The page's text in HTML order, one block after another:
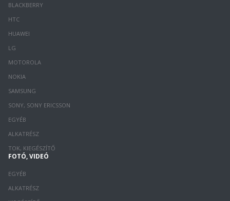
BLACKBERRY
HTC
HUAWEI
LG
MOTOROLA
NOKIA
SAMSUNG
SONY, SONY ERICSSON
EGYÉB
ALKATRÉSZ
TOK, KIEGÉSZÍTŐ
FOTÓ, VIDEÓ
EGYÉB
ALKATRÉSZ